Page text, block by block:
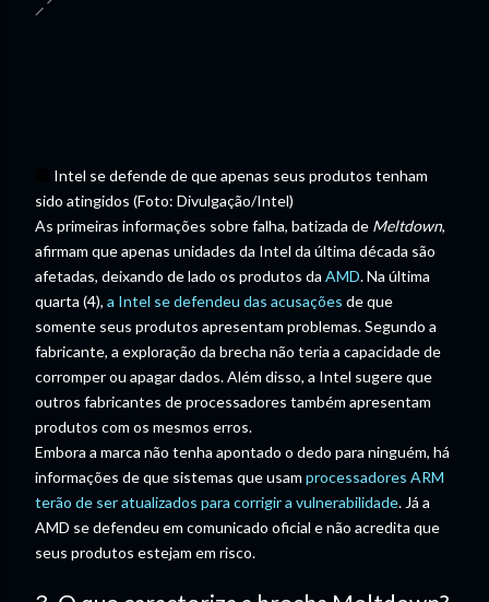
Intel se defende de que apenas seus produtos tenham
sido atingidos (Foto: Divulgação/Intel)
As primeiras informações sobre falha, batizada de Meltdown,
afirmam que apenas unidades da Intel da última década são
afetadas, deixando de lado os produtos da AMD. Na última
quarta (4), a Intel se defendeu das acusações de que
somente seus produtos apresentam problemas. Segundo a
fabricante, a exploração da brecha não teria a capacidade de
corromper ou apagar dados. Além disso, a Intel sugere que
outros fabricantes de processadores também apresentam
produtos com os mesmos erros.
Embora a marca não tenha apontado o dedo para ninguém, há
informações de que sistemas que usam processadores ARM
terão de ser atualizados para corrigir a vulnerabilidade. Já a
AMD se defendeu em comunicado oficial e não acredita que
seus produtos estejam em risco.